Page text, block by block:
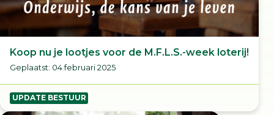
Koop nu je lootjes voor de M.F.L.S.-week loterij!
Geplaatst: 04 februari 2025
UPDATE BESTUUR